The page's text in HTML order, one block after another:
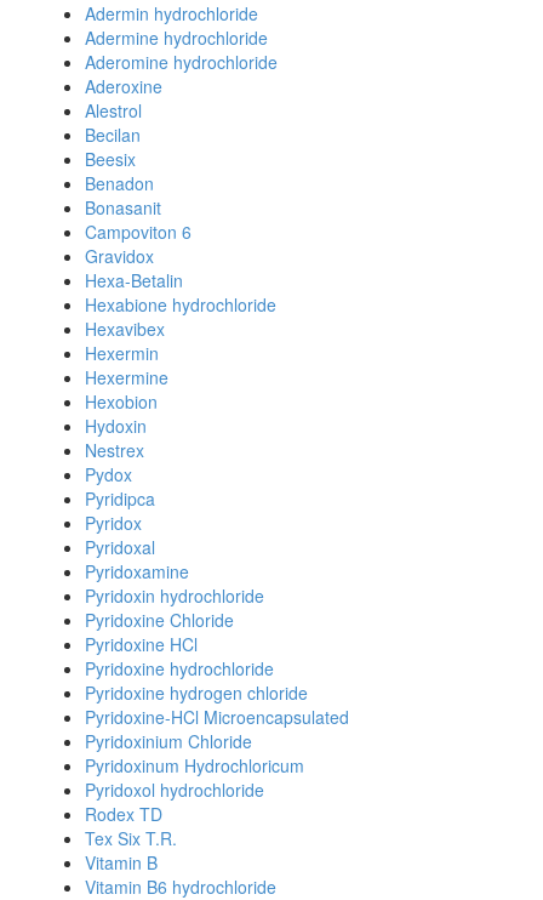
Adermin hydrochloride
Adermine hydrochloride
Aderomine hydrochloride
Aderoxine
Alestrol
Becilan
Beesix
Benadon
Bonasanit
Campoviton 6
Gravidox
Hexa-Betalin
Hexabione hydrochloride
Hexavibex
Hexermin
Hexermine
Hexobion
Hydoxin
Nestrex
Pydox
Pyridipca
Pyridox
Pyridoxal
Pyridoxamine
Pyridoxin hydrochloride
Pyridoxine Chloride
Pyridoxine HCl
Pyridoxine hydrochloride
Pyridoxine hydrogen chloride
Pyridoxine-HCl Microencapsulated
Pyridoxinium Chloride
Pyridoxinum Hydrochloricum
Pyridoxol hydrochloride
Rodex TD
Tex Six T.R.
Vitamin B
Vitamin B6 hydrochloride